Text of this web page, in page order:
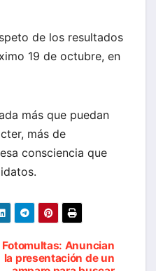
de los resultados
19 de octubre, en
más que puedan
más de
consciencia que
Fotomultas: Anuncian
la presentación de un